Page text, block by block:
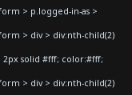
> p.logged-in-as >
> div > div:nth-child(2)
solid #fff; color:#fff;
> div > div:nth-child(2)